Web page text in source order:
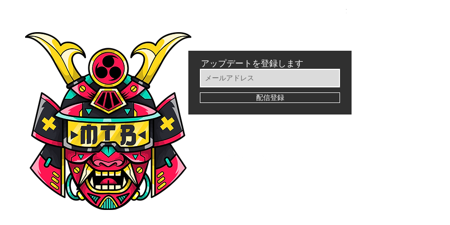
消費税込み
アップデートを登録します
配信登録